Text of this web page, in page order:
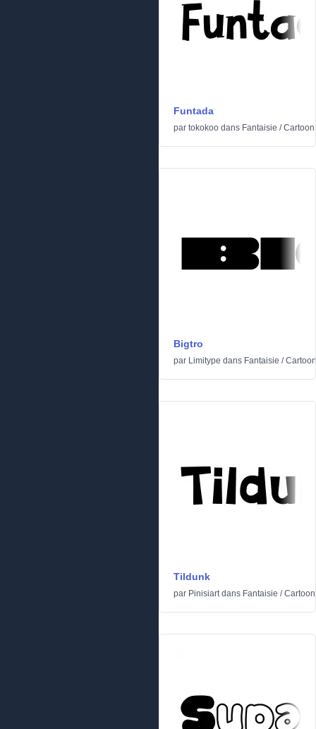
Funtada
par tokokoo dans Fantaisie /Cartoon
Bigtro
par Limitype dans Fantaisie /Cartoon
Tildunk
par Pinisiartdans Fantaisie /Cartoon